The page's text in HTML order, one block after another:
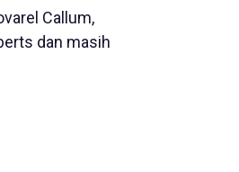
Callum,
dan masih